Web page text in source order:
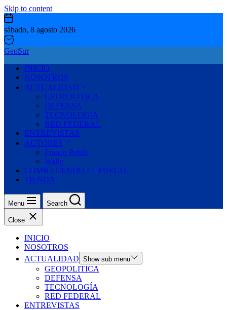
Skip to content
sábado, 8 agosto 2026
GeoSur
INICIO
NOSOTROS
ACTUALIDAD
GEOPOLITICA
DEFENSA
TECNOLOGÍA
RED FEDERAL
ENTREVISTAS
AUTORES
Franco Petrili
Wally
COMBATIENDO EL FUEGO
TIENDA
Menu Search
Close
INICIO
NOSOTROS
ACTUALIDAD Show sub menu
GEOPOLITICA
DEFENSA
TECNOLOGÍA
RED FEDERAL
ENTREVISTAS